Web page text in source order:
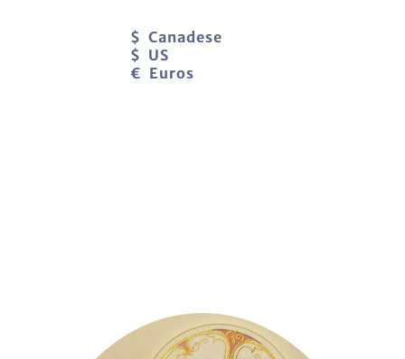
$ Canadese
$ US
€ Euros